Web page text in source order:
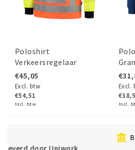
Poloshirt
Verkeersregelaar
€45,05
Excl. btw
€54,51
Incl. btw
Excl.
Incl.
Betaal veilig direct of